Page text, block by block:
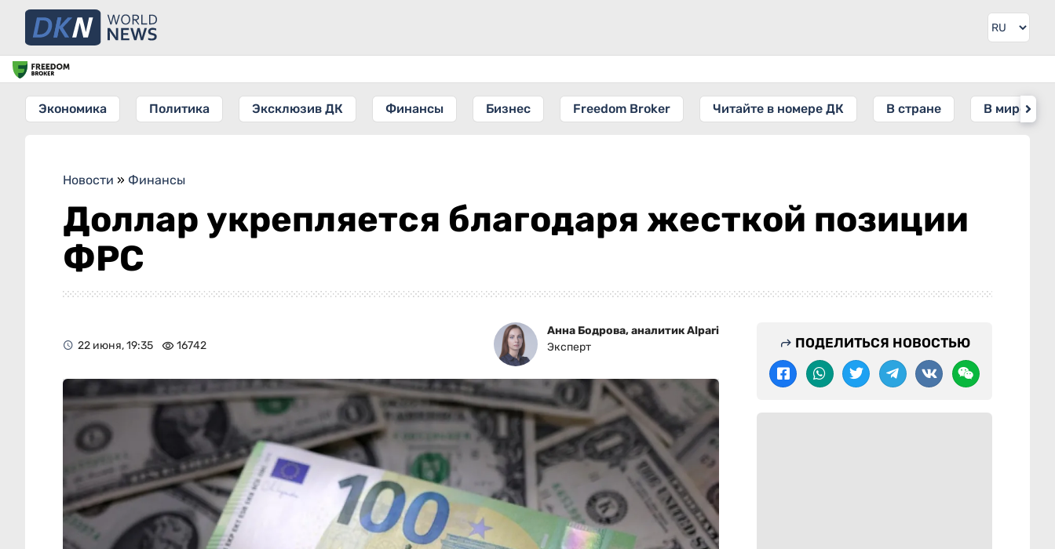
Экономика Политика Эксклюзив ДК Финансы Бизнес Freedom Broker Читайте в номере ДК В стране В мире
Новости » Финансы
Доллар укрепляется благодаря жесткой позиции
ФРС
22 июня, 19:35 16742
Анна Бодрова, аналитик Alpari
Эксперт
ПОДЕЛИТЬСЯ НОВОСТЬЮ